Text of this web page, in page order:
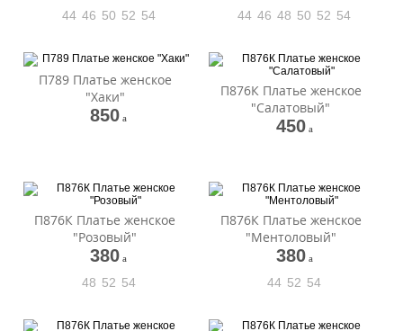
44 46 50 52 54 44 46 48 50 52 54
П789 Платье женское
"Хаки"
850 a
П876К Платье женское
"Салатовый"
450 a
П876К Платье женское
"Розовый"
380 a
48 52 54
П876К Платье женское
"Ментоловый"
380 a
44 52 54